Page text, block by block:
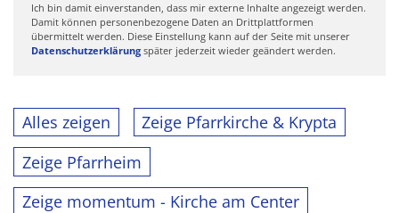
Ich bin damit einverstanden, dass mir externe Inhalte angezeigt werden.
Damit können personenbezogene Daten an Drittplattformen
übermittelt werden. Diese Einstellung kann auf der Seite mit unserer
Datenschutzerklärung später jederzeit wieder geändert werden.
Alles zeigen
Zeige Pfarrkirche & Krypta
Zeige Pfarrheim
Zeige momentum - Kirche am Center